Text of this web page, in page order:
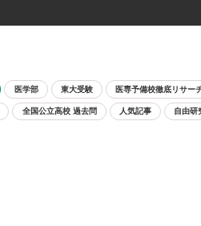
医学部 東大受験 医専予備校徹底リサー
全国公立高校 過去問 人気記事 自由研